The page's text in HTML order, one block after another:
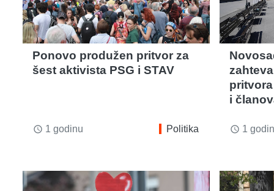
Ponovo produžen pritvor za
šest aktivista PSG i STAV
access_time 1 godinu Politika
i
access_time 1